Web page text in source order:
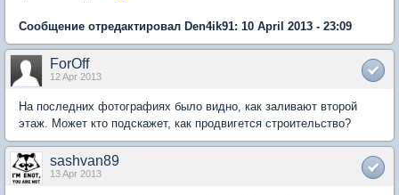
Сообщение отредактировал Den4ik91: 10 April 2013 - 23:09
ForOff
12 Apr 2013
На последних фотографиях было видно, как заливают второй
этаж. Может кто подскажет, как продвигется строительство?
sashvan89
13 Apr 2013